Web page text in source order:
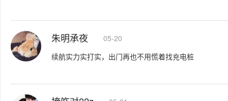
朱明承夜
05-20
续航实力实打实，出门再也不用慌着找充电桩